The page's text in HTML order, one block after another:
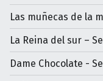
Las muñecas de la
La Reina del sur –
Dame Chocolate -